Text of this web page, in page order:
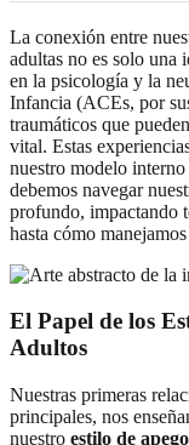
La conexión entre
adultas no es solo una
en la psicología y la
Infancia (ACEs, por
traumáticos que
vital. Estas
nuestro modelo
debemos navegar
profundo, impactando
hasta cómo
El Papel de los
Adultos
Nuestras primeras
principales, nos
nuestro estilo de apego